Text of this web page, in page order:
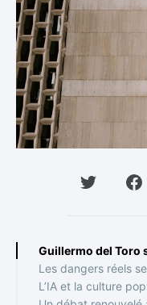
Guillermo del Toro
Les dangers réels
L’IA et la culture